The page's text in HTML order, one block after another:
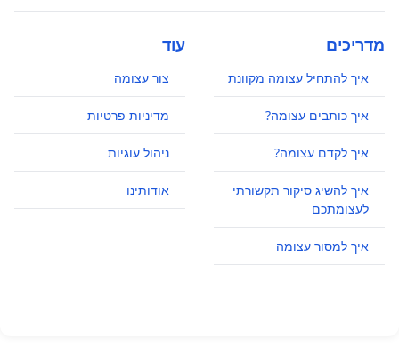
מדריכים
איך להתחיל עצומה מקוונת
איך כותבים עצומה?
איך לקדם עצומה?
איך להשיג סיקור תקשורתי
לעצומתכם
איך למסור עצומה
עוד
צור עצומה
מדיניות פרטיות
ניהול עוגיות
אודותינו